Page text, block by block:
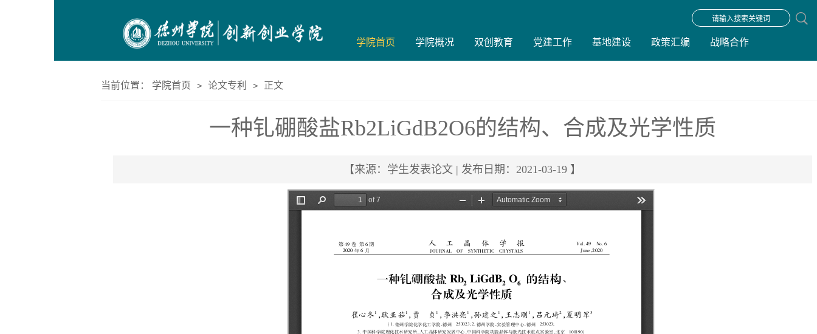
学院首页 学院概况 双创教育 党建工作 基地建设 政策汇编 战略合作
当前位置： 学院首页 > 论文专利 > 正文
一种钆硼酸盐Rb2LiGdB2O6的结构、合成及光学性质
【来源：学生发表论文 | 发布日期：2021-03-19 】